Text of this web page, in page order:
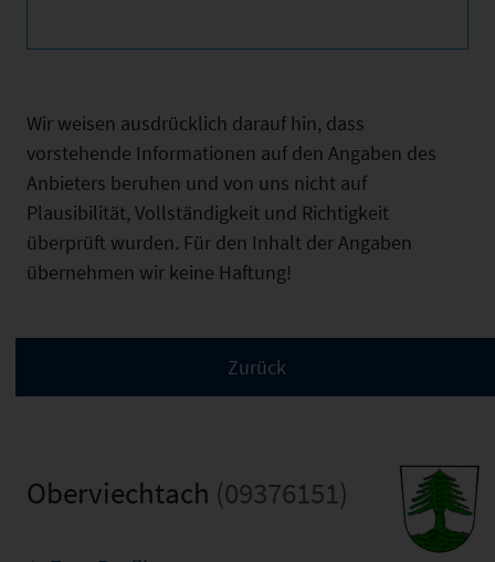
Wir weisen ausdrücklich darauf hin, dass
vorstehende Informationen auf den Angaben des
Anbieters beruhen und von uns nicht auf
Plausibilität, Vollständigkeit und Richtigkeit
überprüft wurden. Für den Inhalt der Angaben
übernehmen wir keine Haftung!
Oberviechtach (09376151)